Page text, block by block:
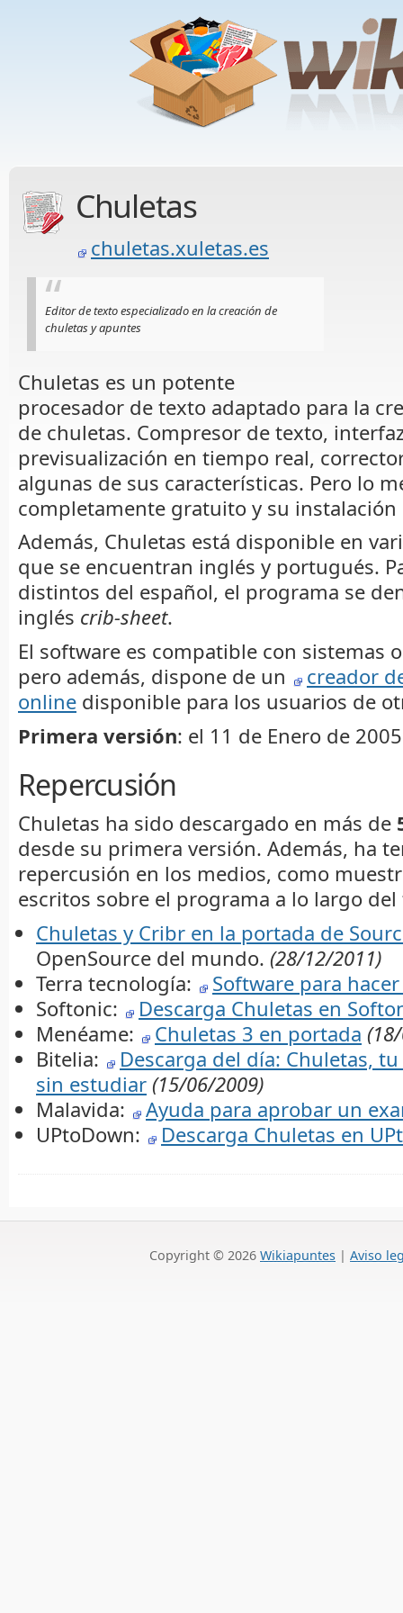
Chuletas
chuletas.xuletas.es
Editor de texto especializado en la creación de
chuletas y apuntes
Chuletas es un potente
procesador de texto adaptado para la
de chuletas. Compresor de texto,
previsualización en tiempo real,
algunas de sus características. Pero lo
completamente gratuito y su instalación
Además, Chuletas está disponible en
que se encuentran inglés y portugués.
distintos del español, el programa se
inglés crib-sheet.
El software es compatible con sistemas
pero además, dispone de un
creador
online disponible para los usuarios de
Primera versión: el 11 de Enero de
Repercusión
Chuletas ha sido descargado en más de
desde su primera versión. Además, ha
repercusión en los medios, como
escritos sobre el programa a lo largo
Chuletas y Cribr en la portada de
OpenSource del mundo. (28/12/2011)
Terra tecnología:
Software para hacer
Softonic:
Descarga Chuletas en
Menéame:
Chuletas 3 en portada
Bitelia:
Descarga del día: Chuletas,
sin estudiar (15/06/2009)
Malavida:
Ayuda para aprobar un
UPtoDown:
Descarga Chuletas en
Copyright © 2026 Wikiapuntes | Aviso